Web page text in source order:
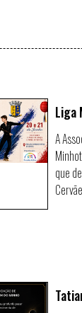
Liga
A
que